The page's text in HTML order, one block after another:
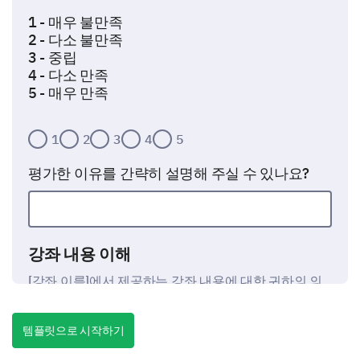
1 - 매우 불만족
2 - 다소 불만족
3 - 중립
4 - 다소 만족
5 - 매우 만족
1 2 3 4 5
평가한 이유를 간략히 설명해 주실 수 있나요?
강좌 내용 이해
[강좌 이름]에서 제공하는 강좌 내용에 대한 귀하의 의
귀하의 경험에 따라 다음 강좌 요소를 평가해 주
세요.
템플릿으로 시작하기